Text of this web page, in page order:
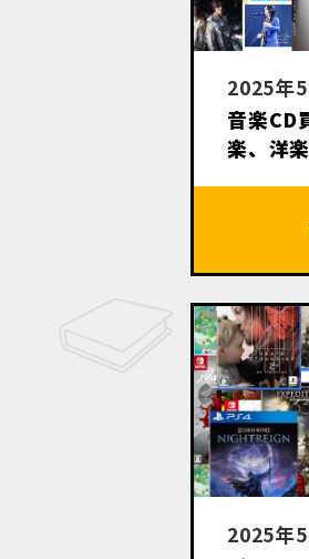
音楽CD
楽、洋
2025年
2025年